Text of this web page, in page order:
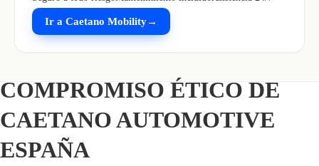
Ir a Caetano Mobility→
COMPROMISO ÉTICO DE
CAETANO AUTOMOTIVE
ESPAÑA